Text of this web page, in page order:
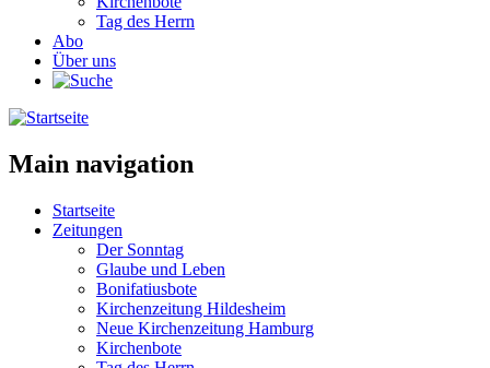
Tag des Herrn
Abo
Über uns
Main navigation
Startseite
Zeitungen
Der Sonntag
Glaube und Leben
Bonifatiusbote
Kirchenzeitung Hildesheim
Neue Kirchenzeitung Hamburg
Kirchenbote